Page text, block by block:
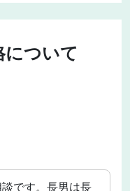
ついて
です。長男は長